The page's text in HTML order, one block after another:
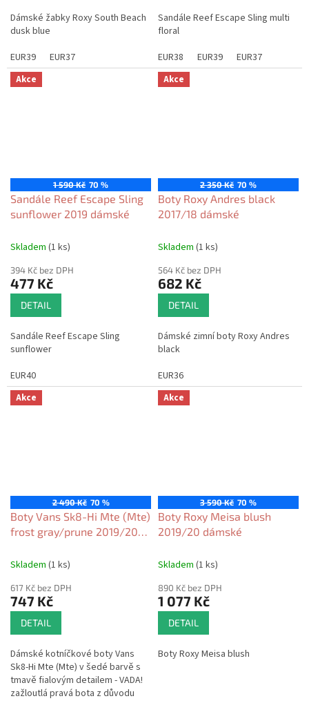
Dámské žabky Roxy South Beach
dusk blue
EUR39
EUR37
Sandále Reef Escape Sling multi
floral
EUR38
EUR39 EUR37
Akce
1 590 Kč 70 %
Sandále Reef Escape Sling
sunflower 2019 dámské
Skladem (1 ks)
394 Kč bez DPH
477 Kč
DETAIL
Sandále Reef Escape Sling
sunflower
EUR40
Akce
2 350 Kč 70 %
Boty Roxy Andres black
2017/18 dámské
Skladem (1 ks)
564 Kč bez DPH
682 Kč
DETAIL
Dámské zimní boty Roxy Andres
black
EUR36
Akce
2 490 Kč 70 %
Boty Vans Sk8-Hi Mte (Mte)
frost gray/prune 2019/20
Skladem (1 ks)
617 Kč bez DPH
747 Kč
DETAIL
Dámské kotníčkové boty Vans
Sk8-Hi Mte (Mte) v šedé barvě s
tmavě fialovým detailem - VADA!
zažloutlá pravá bota z důvodu
Akce
3 590 Kč 70 %
Boty Roxy Meisa blush
2019/20 dámské
Skladem (1 ks)
890 Kč bez DPH
1 077 Kč
DETAIL
Boty Roxy Meisa blush